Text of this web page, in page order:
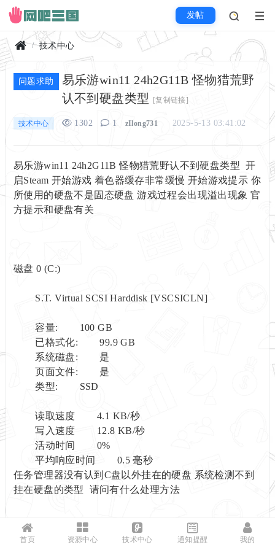
发帖
页
技术中心
问题求助
易乐游win11 24h2G11B 怪物猎荒野
认不到硬盘类型
[复制链接]
技术中心 1302 1 zIlong731 2025-5-13 03:41:02
易乐游win11 24h2G11B 怪物猎荒野认不到硬盘类型 开
启Steam 开始游戏 着色器缓存非常缓慢 开始游戏提示 你
所使用的硬盘不是固态硬盘 游戏过程会出现溢出现象 官
方提示和硬盘有关
磁盘 0 (C:)
S.T. Virtual SCSI Harddisk [VSCSICLN]
容量: 100 GB
已格式化: 99.9 GB
系统磁盘: 是
页面文件: 是
类型: SSD
读取速度 4.1 KB/秒
写入速度 12.8 KB/秒
活动时间 0%
平均响应时间 0.5 毫秒
任务管理器没有认到C盘以外挂在的硬盘 系统检测不到
挂在硬盘的类型 请问有什么处理方法
首页 资源中心 技术中心 通知提醒 我的